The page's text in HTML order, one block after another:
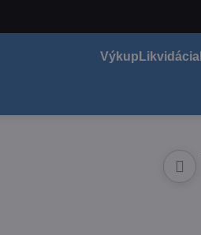
Výkup Likvidácia